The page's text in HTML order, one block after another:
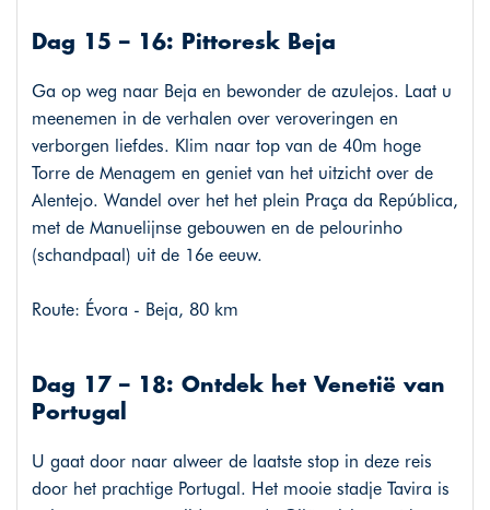
Dag 15 – 16: Pittoresk Beja
Ga op weg naar Beja en bewonder de azulejos. Laat u
meenemen in de verhalen over veroveringen en
verborgen liefdes. Klim naar top van de 40m hoge
Torre de Menagem en geniet van het uitzicht over de
Alentejo. Wandel over het het plein Praça da República,
met de Manuelijnse gebouwen en de pelourinho
(schandpaal) uit de 16e eeuw.
Route: Évora - Beja, 80 km
Dag 17 – 18: Ontdek het Venetië van
Portugal
U gaat door naar alweer de laatste stop in deze reis
door het prachtige Portugal. Het mooie stadje Tavira is